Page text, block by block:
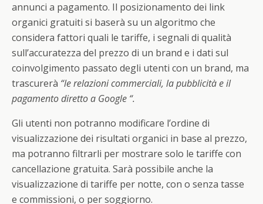
annunci a pagamento. Il posizionamento dei link
organici gratuiti si baserà su un algoritmo che
considera fattori quali le tariffe, i segnali di qualità
sull’accuratezza del prezzo di un brand e i dati sul
coinvolgimento passato degli utenti con un brand, ma
trascurerà “le relazioni commerciali, la pubblicità e il
pagamento diretto a Google “.
Gli utenti non potranno modificare l’ordine di
visualizzazione dei risultati organici in base al prezzo,
ma potranno filtrarli per mostrare solo le tariffe con
cancellazione gratuita. Sarà possibile anche la
visualizzazione di tariffe per notte, con o senza tasse
e commissioni, o per soggiorno.